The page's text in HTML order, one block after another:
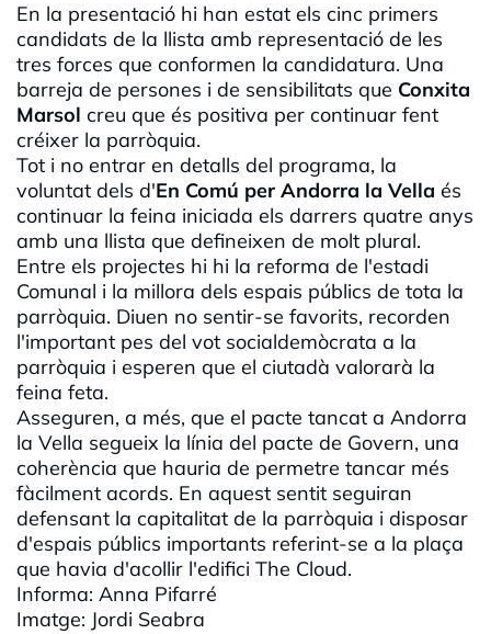
En la presentació hi han estat els cinc primers
candidats de la llista amb representació de les
tres forces que conformen la candidatura. Una
barreja de persones i de sensibilitats que Conxita
Marsol creu que és positiva per continuar fent
créixer la parròquia.
Tot i no entrar en detalls del programa, la
voluntat dels d'En Comú per Andorra la Vella és
continuar la feina iniciada els darrers quatre anys
amb una llista que defineixen de molt plural.
Entre els projectes hi hi la reforma de l'estadi
Comunal i la millora dels espais públics de tota la
parròquia. Diuen no sentir-se favorits, recorden
l'important pes del vot socialdemòcrata a la
parròquia i esperen que el ciutadà valorarà la
feina feta.
Asseguren, a més, que el pacte tancat a Andorra
la Vella segueix la línia del pacte de Govern, una
coherència que hauria de permetre tancar més
fàcilment acords. En aquest sentit seguiran
defensant la capitalitat de la parròquia i disposar
d'espais públics importants referint-se a la plaça
que havia d'acollir l'edifici The Cloud.
Informa: Anna Pifarré
Imatge: Jordi Seabra